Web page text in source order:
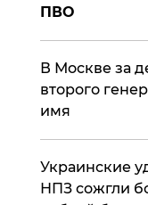
ПВО
В Москве за
второго
имя
Украинские
НПЗ сожгли